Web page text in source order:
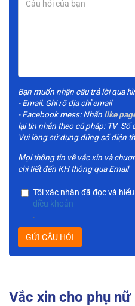
Bạn muốn nhận câu trả lời qua
- Email: Ghi rõ địa chỉ email
- Facebook mess: Nhấn like
lại tin nhắn theo cú pháp: TV_Số
Vui lòng sử dụng đúng số điện
Mọi thông tin về vắc xin và
chi tiết đến KH thông qua Email
Tôi xác nhận đã đọc và hiểu
điều khoản
.
GỬI CÂU HỎI
Vắc xin cho phụ